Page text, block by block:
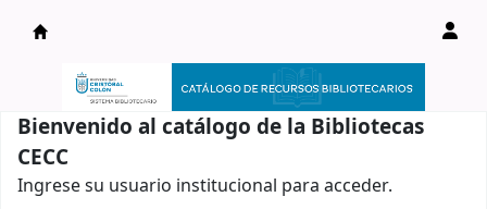
Catálogo en línea
Bienvenido al catálogo de la Bibliotecas
CECC
Ingrese su usuario institucional para acceder.